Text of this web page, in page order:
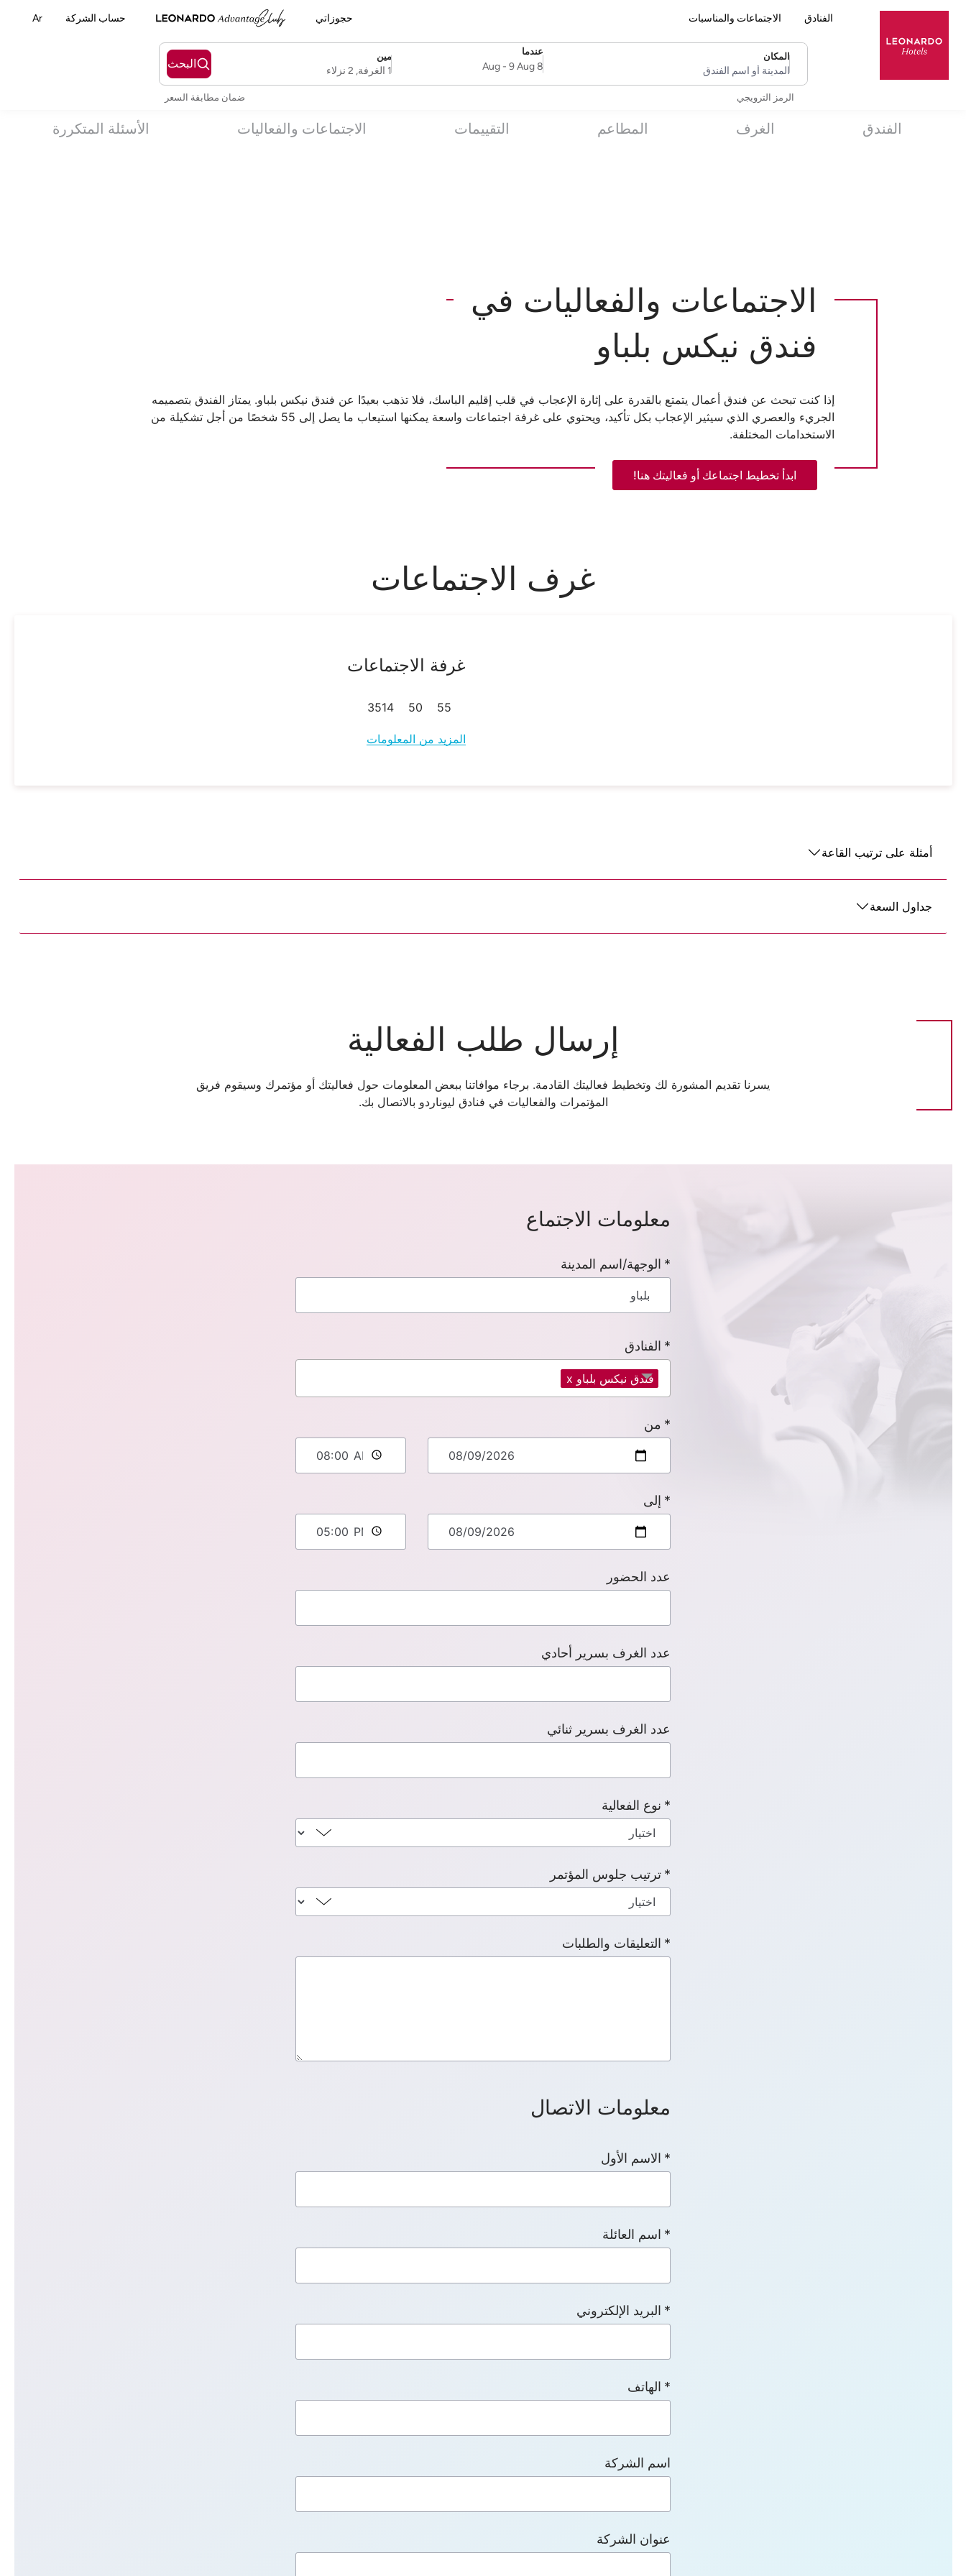
الفنادق الاجتماعات والمناسبات حجوزاتي حساب الشركة Ar
المكان
المدينة أو اسم الفندق
عندما
SelectDate
8 Aug
- 9 Aug
مين
Username1 الغرفة, 2 نزلاء
البحث
الرمز الترويجي ضمان مطابقة السعر
الفندق الغرف المطاعم التقييمات الاجتماعات والفعاليات الأسئلة المتكررة
الاجتماعات والفعاليات في
فندق نيكس بلباو
إذا كنت تبحث عن فندق أعمال يتمتع بالقدرة على إثارة الإعجاب في قلب إقليم الباسك، فلا تذهب بعيدًا عن فندق نيكس بلباو. يمتاز الفندق بتصميمه
الجريء والعصري الذي سيثير الإعجاب بكل تأكيد، ويحتوي على غرفة اجتماعات واسعة يمكنها استيعاب ما يصل إلى 55 شخصًا من أجل تشكيلة من
الاستخدامات المختلفة.
ابدأ تخطيط اجتماعك أو فعاليتك هنا!
غرف الاجتماعات
غرفة الاجتماعات
55
50
14
35
المزيد من المعلومات
أمثلة على ترتيب القاعة
جداول السعة
إرسال طلب الفعالية
يسرنا تقديم المشورة لك وتخطيط فعاليتك القادمة. برجاء موافاتنا ببعض المعلومات حول فعاليتك أو مؤتمرك وسيقوم فريق
المؤتمرات والفعاليات في فنادق ليوناردو بالاتصال بك.
معلومات الاجتماع
الوجهة/اسم المدينة
الفنادق
فندق نيكس بلباو x
من
إلى
عدد الحضور
عدد الغرف بسرير أحادي
عدد الغرف بسرير ثنائي
نوع الفعالية
ترتيب جلوس المؤتمر
التعليقات والطلبات
معلومات الاتصال
الاسم الأول
اسم العائلة
البريد الإلكتروني
الهاتف
اسم الشركة
عنوان الشركة